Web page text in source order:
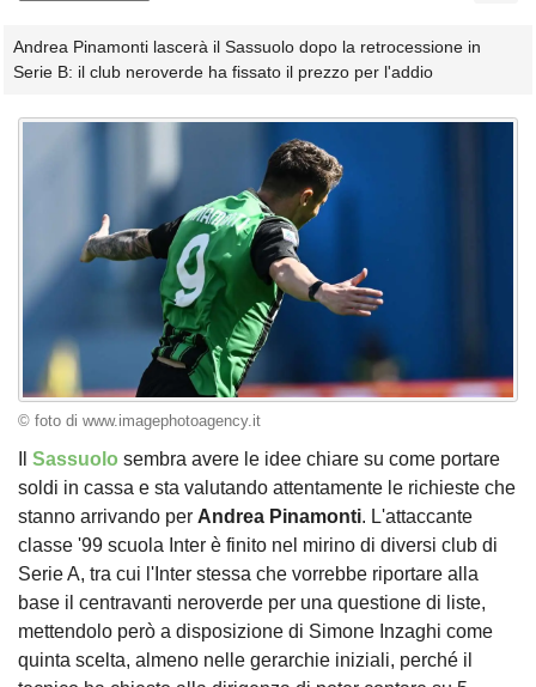
Andrea Pinamonti lascerà il Sassuolo dopo la retrocessione in
Serie B: il club neroverde ha fissato il prezzo per l'addio
© foto di www.imagephotoagency.it
Sassuolo sembra avere le idee chiare su come portare
soldi in cassa e sta valutando attentamente le richieste che
stanno arrivando per Andrea Pinamonti. L'attaccante
classe '99 scuola Inter è finito nel mirino di diversi club di
Serie A, tra cui l'Inter stessa che vorrebbe riportare alla
base il centravanti neroverde per una questione di liste,
mettendolo però a disposizione di Simone Inzaghi come
quinta scelta, almeno nelle gerarchie iniziali, perché il